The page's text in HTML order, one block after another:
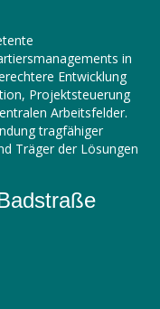
in
Entwicklung
Projektsteuerung
Arbeitsfelder.
tragfähiger
Träger der Lösungen